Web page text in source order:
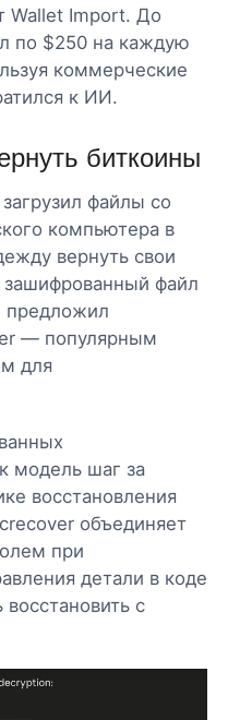
Wallet Import. До
по $250 на каждую
коммерческие
к ИИ.
биткоины
файлы со
компьютера в
вернуть свои
файл
предложил
— популярным
для
модель шаг за
восстановления
объединяет
при
детали в коде
с